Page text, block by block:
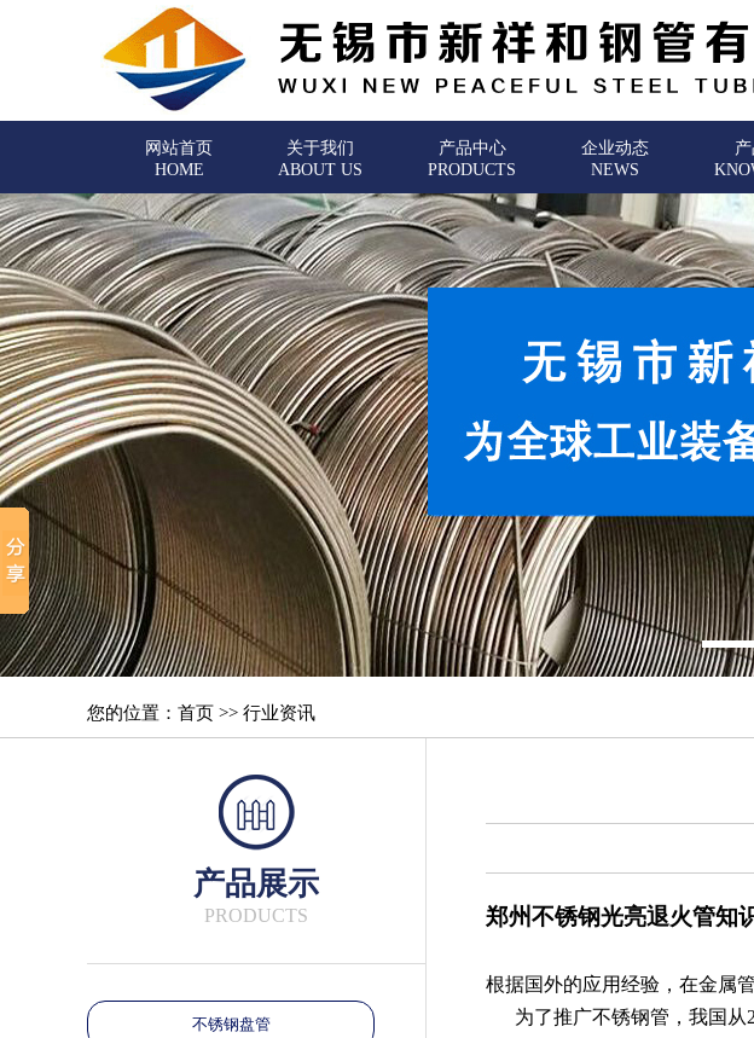
网站首页
HOME
关于我们
ABOUT US
产品中心
PRODUCTS
企业动态
NEWS
您的位置：首页 >> 行业资讯
产品展示
PRODUCTS
不锈钢盘管
郑州不锈钢光亮退火管知
根据国外的应用经验，在金属
为了推广不锈钢管，我国从